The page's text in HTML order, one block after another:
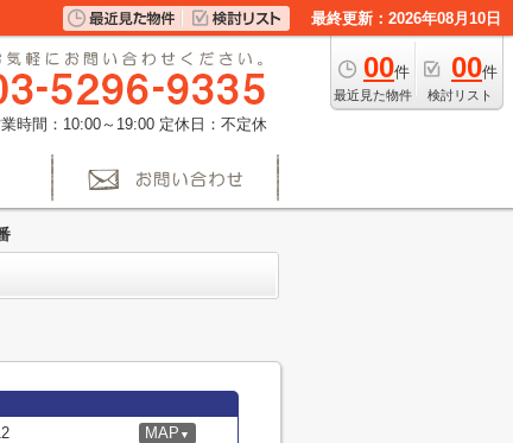
最終更新：2026年08月10日
00件
最近見た物件
00件
検討リスト
時間：10:00～19:00 定休日：不定休
MAP ▼